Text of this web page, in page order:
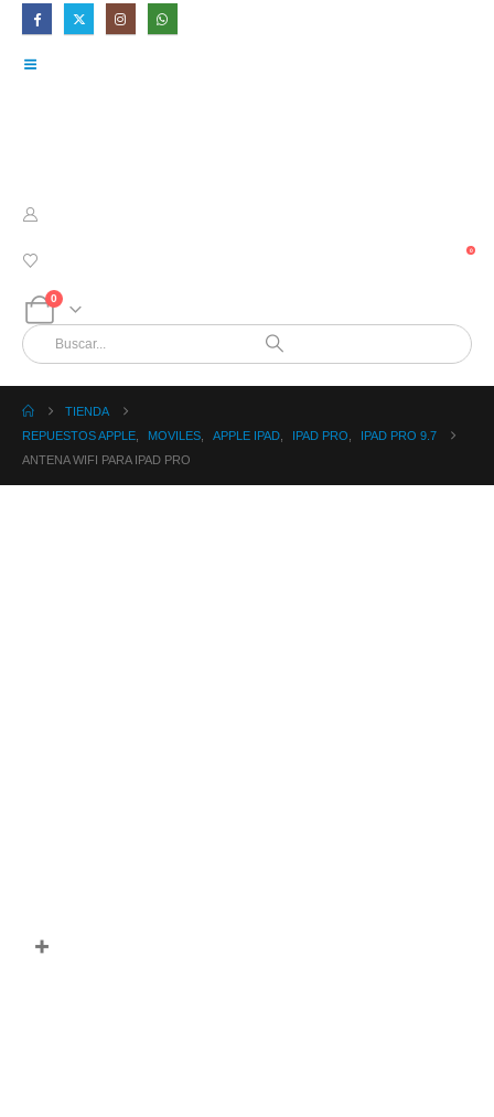
0
0
TIENDA
REPUESTOS APPLE
MOVILES APPLE IPAD IPAD PRO
IPAD PRO 9.7
ANTENA WIFI PARA IPAD PRO